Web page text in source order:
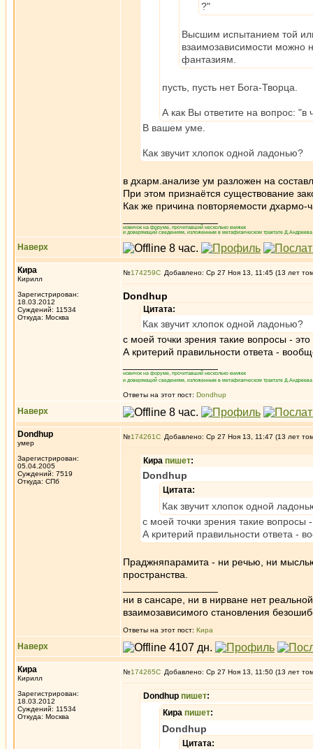
?"
Высшим испытанием той
взаимозависимости можно
фантазиям.
пусть, пусть нет Бога-Творца.
А как Вы ответите на вопрос:
В вашем уме.
Как звучит хлопок одной ладонью?
в дхарм.анализе ум разложен на
При этом признаётся существование
Как же причина повторяемости
новичок на форуме, прочитавший несколько книжек
и доверяющий сведениям, изложенным в метафизическом трактате
Наверх
Кира
Кирилл
Зарегистрирован:
18.03.2012
Суждений: 11534
Откуда: Москва
№174259 Добавлено: Ср 27 Ноя 13, 11:45 (13 лет
Dondhup
Цитата:
Как звучит хлопок одной ладонью?
с моей точки зрения такие вопросы -
А критерий правильности ответа -
новичок на форуме, прочитавший несколько книжек
и доверяющий сведениям, изложенным в метафизическом трактате
Ответы на этот пост: Dondhup
Наверх
Dondhup
умер
Зарегистрирован:
05.04.2005
Суждений: 7519
Откуда: СПб
№174261 Добавлено: Ср 27 Ноя 13, 11:47 (13 лет
Кира пишет:
Dondhup
Цитата:
Как звучит хлопок одной
с моей точки зрения такие вопросы
А критерий правильности ответа -
Праджняпарамита - ни речью, ни
пространства.
ни в сансаре, ни в нирване нет
взаимозависимого становления
Ответы на этот пост: Кира
Наверх
Кира
Кирилл
Зарегистрирован:
18.03.2012
Суждений: 11534
Откуда: Москва
№174265 Добавлено: Ср 27 Ноя 13, 11:50 (13 лет
Dondhup пишет:
Кира пишет:
Dondhup
Цитата: